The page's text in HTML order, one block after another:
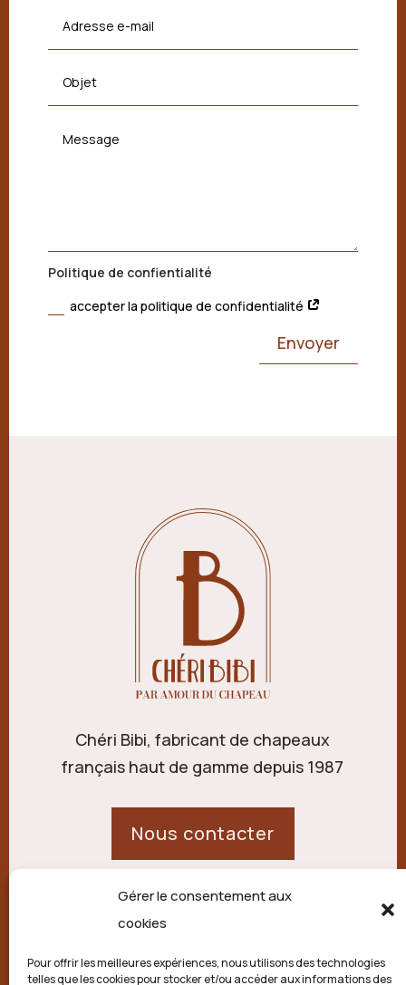
Gérer le consentement aux
cookies
Pour offrir les meilleures expériences, nous utilisons des technologies
telles que les cookies pour stocker et/ou accéder aux informations des
Politique de confientialité
accepter la politique de confidentialité
Envoyer
Chéri Bibi, fabricant de chapeaux
français haut de gamme depuis 1987
Nous contacter
21 route de Palisse,